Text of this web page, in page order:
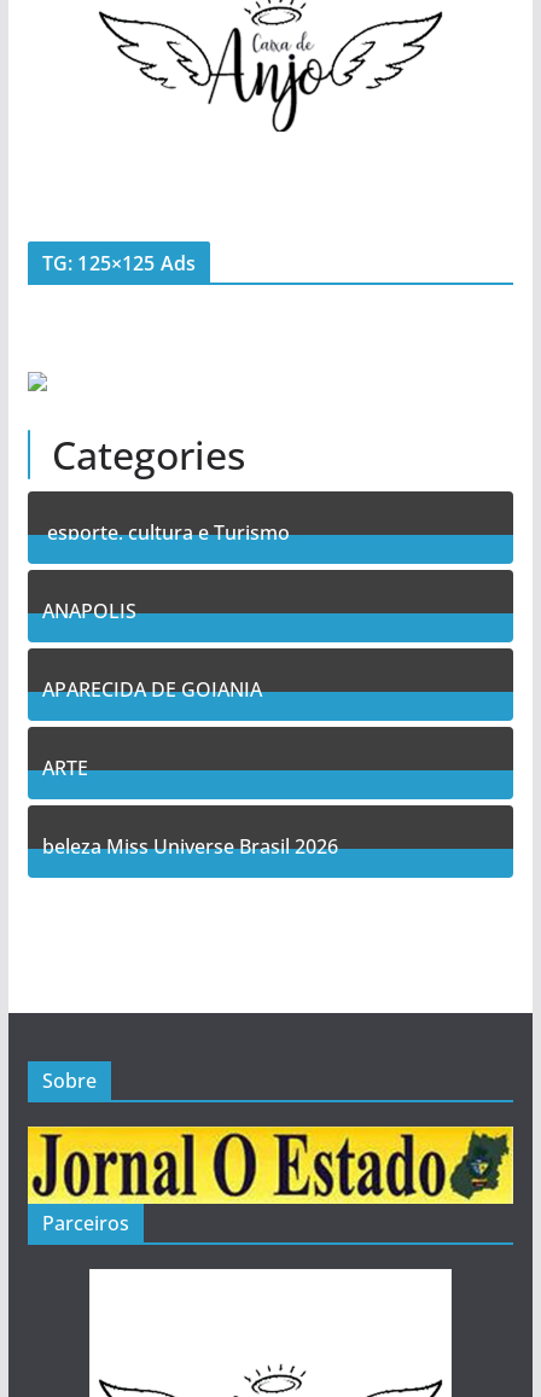
TG: 125×125 Ads
Categories
esporte, cultura e Turismo
7Posts
ANAPOLIS
11Posts
APARECIDA DE GOIANIA
13Posts
ARTE
5Posts
beleza Miss Universe Brasil 2026
Sobre
Parceiros